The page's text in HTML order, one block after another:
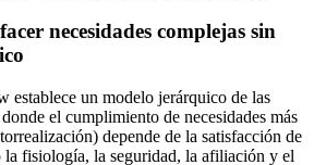
necesidades complejas sin
establece un modelo jerárquico de las
el cumplimiento de necesidades más
depende de la satisfacción de
la fisiología, la seguridad, la afiliación y el